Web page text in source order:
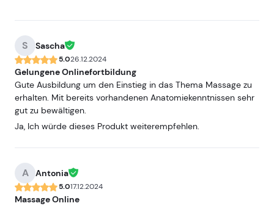
S Sascha
5.026.12.2024
Gelungene Onlinefortbildung
Gute Ausbildung um den Einstieg in das Thema Massage zu
erhalten. Mit bereits vorhandenen Anatomiekenntnissen sehr
gut zu bewältigen.
Ja, Ich würde dieses Produkt weiterempfehlen.
A Antonia
5.017.12.2024
Massage Online